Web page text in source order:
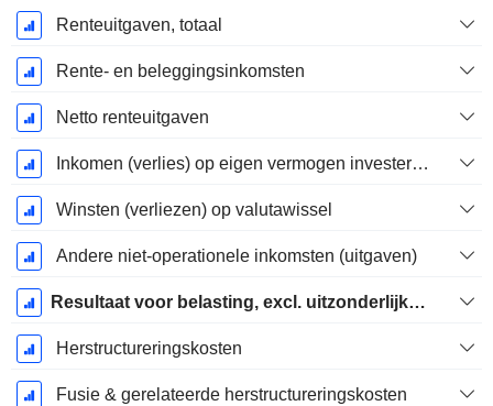
Renteuitgaven, totaal
Rente- en beleggingsinkomsten
Netto renteuitgaven
Inkomen (verlies) op eigen vermogen investering.
Winsten (verliezen) op valutawissel
Andere niet-operationele inkomsten (uitgaven)
Resultaat voor belasting, excl. uitzonderlijke posten
Herstructureringskosten
Fusie & gerelateerde herstructureringskosten